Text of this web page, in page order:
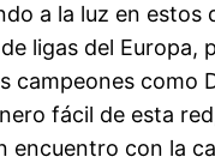
a la luz en
ligas del Europa,
campeones
fácil de esta
encuentro con la